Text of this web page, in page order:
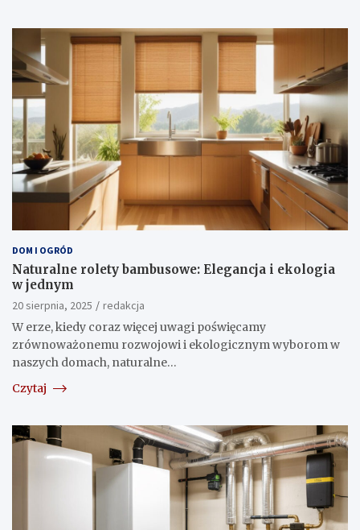
DOM I OGRÓD
Naturalne rolety bambusowe: Elegancja i ekologia
w jednym
20 sierpnia, 2025
redakcja
W erze, kiedy coraz więcej uwagi poświęcamy
zrównoważonemu rozwojowi i ekologicznym wyborom w
naszych domach, naturalne…
Czytaj